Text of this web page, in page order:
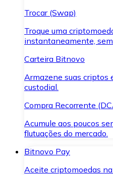
Trocar (Swap)
Troque uma
instantaneamente,
Carteira Bitnovo
Armazene suas criptos
custodial.
Compra Recorrente
Acumule aos poucos
flutuações do mercado.
Bitnovo Pay
Aceite criptomoedas